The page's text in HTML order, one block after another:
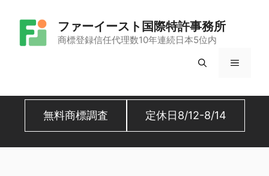
ファーイースト国際特許事務所
商標登録信任代理数10年連続日本5位内
メ
無料商標調査 定休日8/12-8/14